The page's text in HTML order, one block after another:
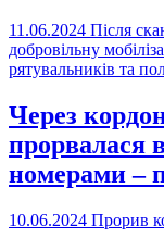
11.06.2024 Після
добровільну
рятувальників та
Через
прорвалася
номерами –
10.06.2024 Прорив